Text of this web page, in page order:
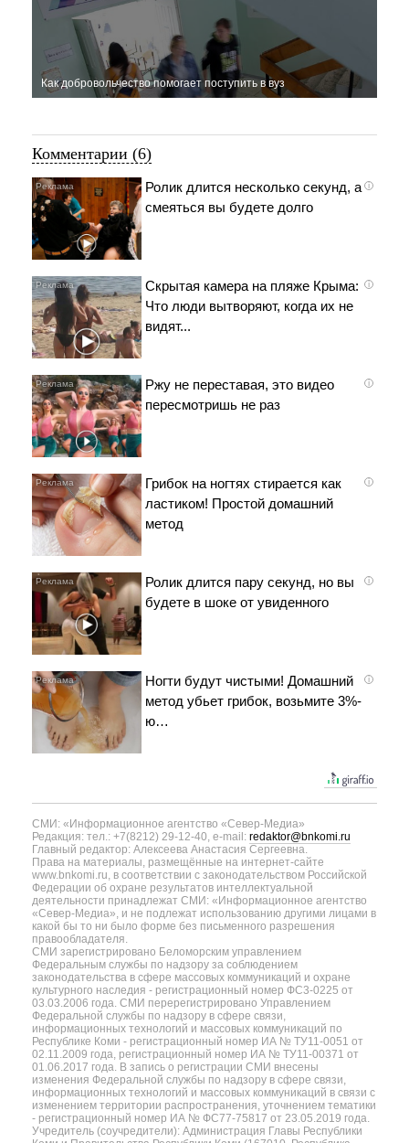
Как добровольчество помогает поступить в вуз
Комментарии (6)
i
Ролик длится несколько секунд, а
смеяться вы будете долго
i
Скрытая камера на пляже Крыма:
Что люди вытворяют, когда их не
видят...
i
Ржу не переставая, это видео
пересмотришь не раз
i
Грибок на ногтях стирается как
ластиком! Простой домашний
метод
i
Ролик длится пару секунд, но вы
будете в шоке от увиденного
i
Ногти будут чистыми! Домашний
метод убьет грибок, возьмите 3%-
ю…
СМИ: «Информационное агентство «Север-Медиа»
Редакция: тел.: +7(8212) 29-12-40, e-mail: redaktor@bnkomi.ru
Главный редактор: Алексеева Анастасия Сергеевна.
Права на материалы, размещённые на интернет-сайте
www.bnkomi.ru, в соответствии с законодательством Российской
Федерации об охране результатов интеллектуальной
деятельности принадлежат СМИ: «Информационное агентство
«Север-Медиа», и не подлежат использованию другими лицами в
какой бы то ни было форме без письменного разрешения
правообладателя.
СМИ зарегистрировано Беломорским управлением
Федеральным службы по надзору за соблюдением
законодательства в сфере массовых коммуникаций и охране
культурного наследия - регистрационный номер ФС3-0225 от
03.03.2006 года. СМИ перерегистрировано Управлением
Федеральной службы по надзору в сфере связи,
информационных технологий и массовых коммуникаций по
Республике Коми - регистрационный номер ИА № ТУ11-0051 от
02.11.2009 года, регистрационный номер ИА № ТУ11-00371 от
01.06.2017 года. В запись о регистрации СМИ внесены
изменения Федеральной службы по надзору в сфере связи,
информационных технологий и массовых коммуникаций в связи с
изменением территории распространения, уточнением тематики
- регистрационный номер ИА № ФС77-75817 от 23.05.2019 года.
Учредитель (соучредители): Администрация Главы Республики